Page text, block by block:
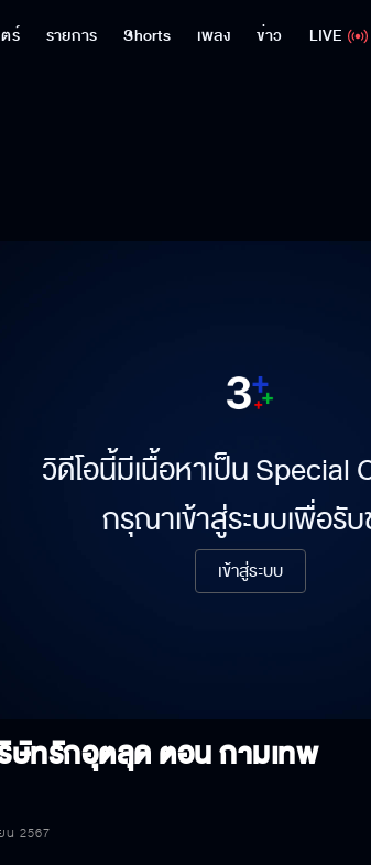
ร์ รายการ Shorts เพลง ข่าว LIVE
วิดีโอนี้มีเนื้อหาเป็น Special
กรุณาเข้าสู่ระบบเพื่อรั
เข้าสู่ระบบ
ษัทรักอุตลุด ตอน กามเทพ
น 2567